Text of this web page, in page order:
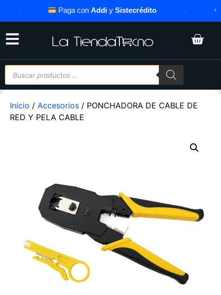
Paga conAddiySistecrédito
Inicio / Accesorios / PONCHADORA DE CABLE DE
RED Y PELA CABLE